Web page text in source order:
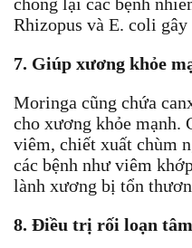
Rhizopus và E. coli gây
7. Giúp xương khỏe
Moringa cũng chứa
cho xương khỏe mạnh.
viêm, chiết xuất chùm
các bệnh như viêm
lành xương bị tổn
8. Điều trị rối loạn